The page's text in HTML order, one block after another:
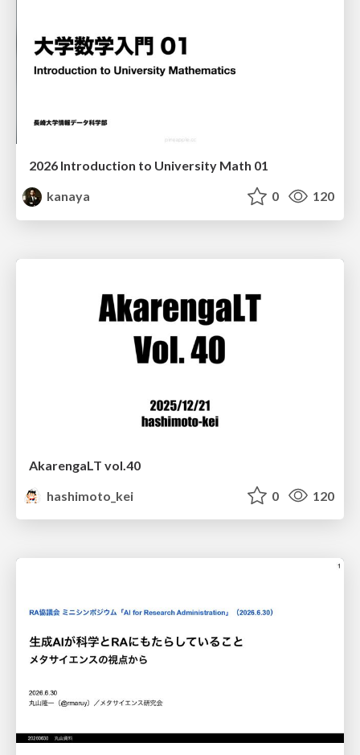
2026 Introduction to University Math 01
kanaya
0 120
AkarengaLT vol.40
hashimoto_kei
0 120